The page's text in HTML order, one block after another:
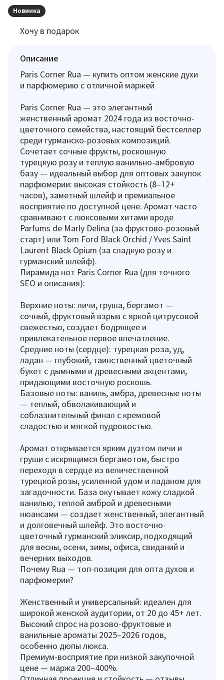
Новинка
Хочу в подарок
Описание
Paris Corner Rua — купить оптом женские духи
и парфюмерию с отличной маржей
Paris Corner Rua — это элегантный
женственный аромат 2024 года из восточно-
цветочного семейства, настоящий бестселлер
среди гурманско-розовых композиций.
Сочетает сочные фрукты, роскошную
турецкую розу и теплую ванильно-амбровую
базу — идеальный выбор для оптовых закупок
парфюмерии: высокая стойкость (8–12+
часов), заметный шлейф и премиальное
восприятие по доступной цене. Аромат часто
сравнивают с люксовыми хитами вроде
Parfums de Marly Delina (за фруктово-розовый
старт) или Tom Ford Black Orchid / Yves Saint
Laurent Black Opium (за сладкую розу и
гурманский шлейф).
Пирамида нот Paris Corner Rua (для точного
SEO и описания):
Верхние ноты: личи, груша, бергамот —
сочный, фруктовый взрыв с яркой цитрусовой
свежестью, создает бодрящее и
привлекательное первое впечатление.
Средние ноты (сердце): турецкая роза, уд,
ладан — глубокий, таинственный цветочный
букет с дымными и древесными акцентами,
придающими восточную роскошь.
Базовые ноты: ваниль, амбра, древесные ноты
— теплый, обволакивающий и
соблазнительный финал с кремовой
сладостью и мягкой пудровостью.
Аромат открывается ярким дуэтом личи и
груши с искрящимся бергамотом, быстро
переходя в сердце из величественной
турецкой розы, усиленной удом и ладаном для
загадочности. База окутывает кожу сладкой
ванилью, теплой амброй и древесными
нюансами — создает женственный, элегантный
и долговечный шлейф. Это восточно-
цветочный гурманский эликсир, подходящий
для весны, осени, зимы, офиса, свиданий и
вечерних выходов.
Почему Rua — топ-позиция для опта духов и
парфюмерии?
Женственный и универсальный: идеален для
широкой женской аудитории, от 20 до 45+ лет.
Высокий спрос на розово-фруктовые и
ванильные ароматы 2025–2026 годов,
особенно дюпы люкса.
Премиум-восприятие при низкой закупочной
цене — маржа 200–400%.